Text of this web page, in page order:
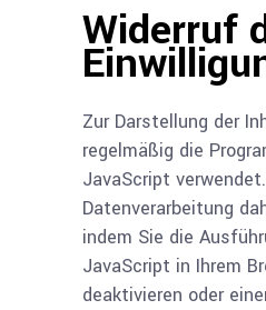
Widerruf
Zur Darstellung der
regelmäßig die
JavaScript
Datenverarbeitung
indem Sie die
JavaScript in Ihrem
deaktivieren oder